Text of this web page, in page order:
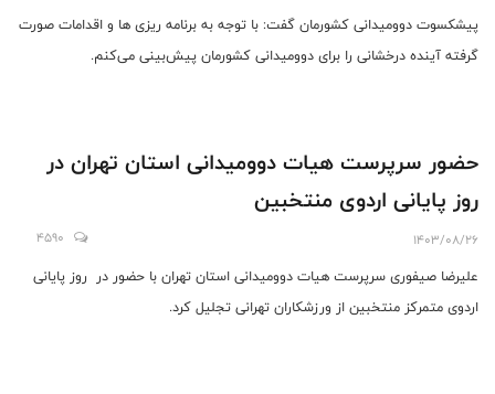
پیشکسوت دوومیدانی کشورمان گفت: با توجه به برنامه ریزی ها و اقدامات صورت
گرفته آینده درخشانی را برای دوومیدانی کشورمان پیش‌بینی می‌کنم.
حضور سرپرست هیات دوومیدانی استان تهران در
روز پایانی اردوی منتخبین
1403/08/26
4590
علیرضا صیفوری سرپرست هیات دوومیدانی استان تهران با حضور در روز پایانی
اردوی متمرکز منتخبین از ورزشکاران تهرانی تجلیل کرد.